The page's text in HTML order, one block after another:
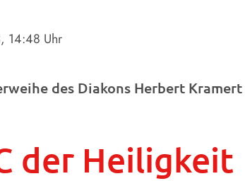
, 14:48 Uhr
des Diakons Herbert
der Heiligkeit